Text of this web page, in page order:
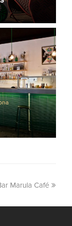
Marula Café